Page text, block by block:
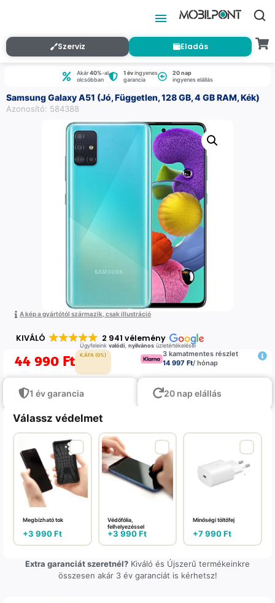
Szerviz Eladás
Akár40%-al
olcsóbban
1 évingyenes
garancia
20 nap
ingyenes elállás
Samsung Galaxy A51 (Jó, Független, 128 GB, 4 GB RAM, Kék)
Azonosító: 584388
A kép a gyártótól származik, csak illustráció
KIVÁLÓ 2 941 vélemény
Ügyfeleink valódi, nyilvánosüzletértékelései
44 990 Ft K.ÁFA (0%)
3 kamatmentes részlet
14 997 Ft/ hónap
1 év garancia 20 nap elállás
Válassz védelmet
Megbízható tok
+3 990Ft
Védőfólia,
felhelyezéssel
+3 990Ft
Minőségi töltőfej
+7 990Ft
Extra garanciát szeretnél? Kiváló és Újszerű termékeinkre
összesen akár 3 év garanciát is kérhetsz!